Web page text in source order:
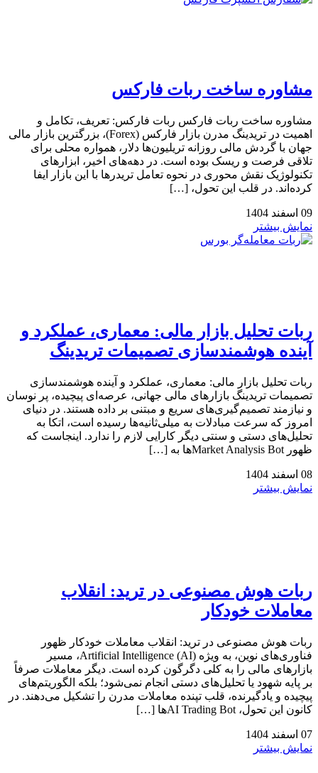
مشاوره ساخت ربات فارکس
مشاوره ساخت ربات فارکس ربات فارکس: تعریف، تکامل و
اهمیت در تریدینگ مدرن بازار فارکس (Forex)، بزرگترین بازار مالی
جهان با گردش مالی روزانه تریلیون‌ها دلار، همواره محلی برای
تلاقی فرصت و ریسک بوده است. در دهه‌های اخیر، ابزارهای
تکنولوژیک نقش محوری در نحوه تعامل تریدرها با این بازار ایفا
کرده‌اند. در قلب این تحول، […]
09 اسفند 1404
نمایش بیشتر
ربات تحلیل بازار مالی: معماری، عملکرد و
آینده هوشمندسازی تصمیمات تریدینگ
ربات تحلیل بازار مالی: معماری، عملکرد و آینده هوشمندسازی
تصمیمات تریدینگ بازارهای مالی جهانی، عرصه‌ای پیچیده، پر نوسان
و نیازمند تصمیم‌گیری‌های سریع و مبتنی بر داده هستند. در دنیای
امروز که سرعت مبادلات به میلی‌ثانیه‌ها رسیده است، اتکا به
تحلیل‌های دستی و سنتی دیگر کارایی لازم را ندارد. اینجاست که
ظهور Market Analysis Botها به […]
08 اسفند 1404
نمایش بیشتر
ربات هوش مصنوعی در ترید: انقلاب
معاملات خودکار
ربات هوش مصنوعی در ترید: انقلاب معاملات خودکار ظهور
فناوری‌های نوین، به ویژه Artificial Intelligence (AI)، مسیر
بازارهای مالی را به کلی دگرگون کرده است. دیگر معاملات صرفاً
بر پایه شهود یا تحلیل‌های دستی انجام نمی‌شود؛ بلکه الگوریتم‌های
پیچیده و یادگیرنده، قلب تپنده معاملات مدرن را تشکیل می‌دهند. در
کانون این تحول، AI Trading Botها […]
07 اسفند 1404
نمایش بیشتر